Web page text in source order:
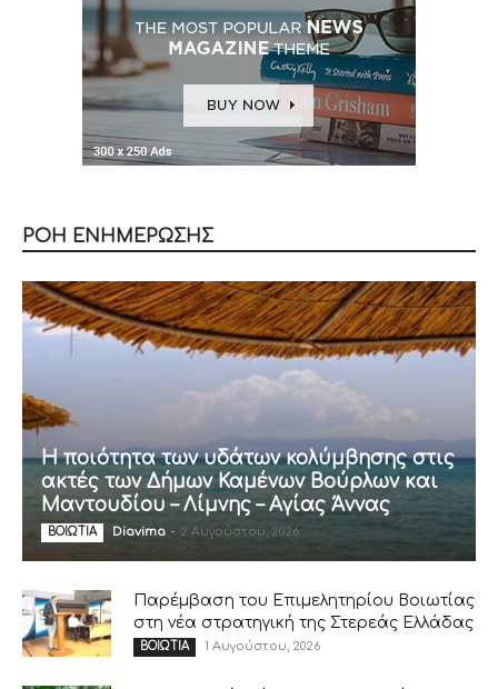
ΡΟΗ ΕΝΗΜΕΡΩΣΗΣ
Η ποιότητα των υδάτων κολύμβησης στις
ακτές των Δήμων Καμένων Βούρλων και
Μαντουδίου – Λίμνης – Αγίας Άννας
ΒΟΙΩΤΙΑ Diavima - 2 Αυγούστου, 2026
Παρέμβαση του Επιμελητηρίου Βοιωτίας
στη νέα στρατηγική της Στερεάς Ελλάδας
ΒΟΙΩΤΙΑ 1 Αυγούστου, 2026